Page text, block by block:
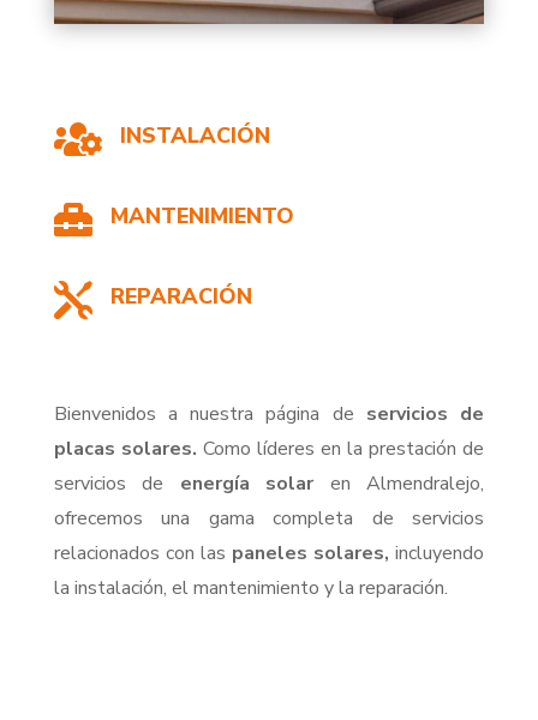
 INSTALACIÓN
 MANTENIMIENTO
 REPARACIÓN
Bienvenidos a nuestra página de servicios de
placas solares. Como líderes en la prestación de
servicios de energía solaren Almendralejo,
ofrecemos una gama completa de servicios
relacionados con las paneles solares, incluyendo
la instalación, el mantenimiento y la reparación.